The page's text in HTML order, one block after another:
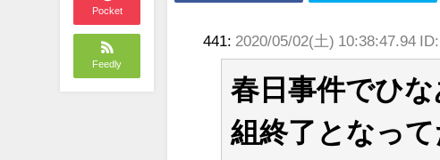
Pocket
Feedly
441: 2020/05/02(土) 10:38:47.94
春日事件でひ
組終了となって